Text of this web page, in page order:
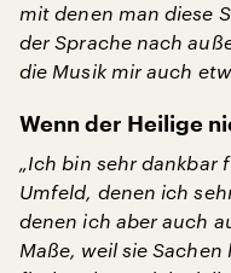
mit denen man diese
der Sprache nach
die Musik mir auch
Wenn der Heilige
„Ich bin sehr dankbar
Umfeld, denen ich
denen ich aber auch
Maße, weil sie